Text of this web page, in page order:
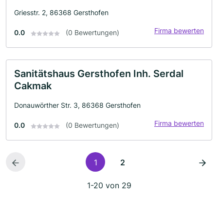
Griesstr. 2, 86368 Gersthofen
0.0 (0 Bewertungen) Firma bewerten
Sanitätshaus Gersthofen Inh. Serdal
Cakmak
Donauwörther Str. 3, 86368 Gersthofen
0.0 (0 Bewertungen) Firma bewerten
1 2
1-20 von 29